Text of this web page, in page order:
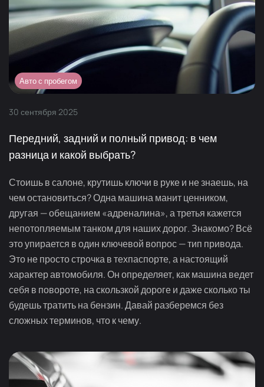
Авто с пробегом
30 сентября 2025
Передний, задний и полный привод: в чем
разница и какой выбрать?
Стоишь в салоне, крутишь ключи в руке и не знаешь, на
чем остановиться? Одна машина манит ценником,
другая — обещанием «адреналина», а третья кажется
непотопляемым танком для наших дорог. Знакомо? Всё
это упирается в один ключевой вопрос — тип привода.
Это не просто строчка в техпаспорте, а настоящий
характер автомобиля. Он определяет, как машина ведет
себя в повороте, на скользкой дороге и даже сколько ты
будешь тратить на бензин. Давай разберемся без
сложных терминов, что к чему.